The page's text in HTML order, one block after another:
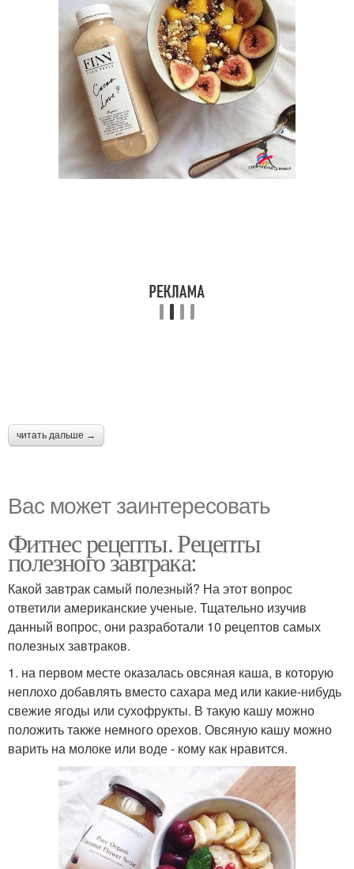
читать дальше →
Вас может заинтересовать
Фитнес рецепты. Рецепты
полезного завтрака:
Какой завтрак самый полезный? На этот вопрос
ответили американские ученые. Тщательно изучив
данный вопрос, они разработали 10 рецептов самых
полезных завтраков.
1. на первом месте оказалась овсяная каша, в которую
неплохо добавлять вместо сахара мед или какие-нибудь
свежие ягоды или сухофрукты. В такую кашу можно
положить также немного орехов. Овсяную кашу можно
варить на молоке или воде - кому как нравится.